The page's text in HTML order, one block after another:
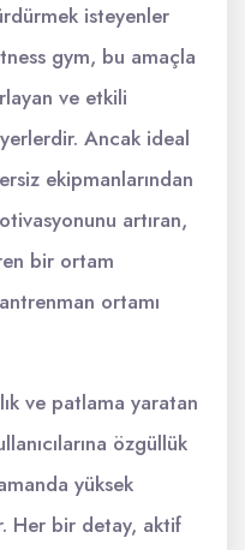
isteyenler
gym, bu amaçla
ve etkili
Ancak ideal
ekipmanlarından
artıran,
bir ortam
ortamı
ve patlama yaratan
özgüllük
yüksek
Her bir detay, aktif